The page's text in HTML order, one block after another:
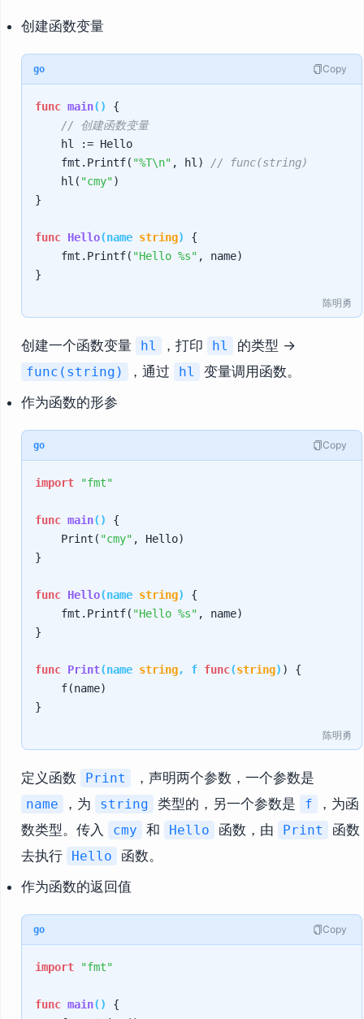
创建函数变量
go Copy
func main()
{
// 创建函数变量
    hl := Hello
    fmt.Printf(
"%T\n" , hl)
// func(string)
    hl(
"cmy")
}
func Hello(name string)
{
    fmt.Printf(
"Hello %s" , name)
陈明勇
创建一个函数变量 hl ，打印 hl 的类型 →
func(string) ，通过 hl
变量调用函数。
作为函数的形参
go Copy
import "fmt"
func main()
{
    Print(
"cmy" , Hello)
}
func Hello(name string)
{
    fmt.Printf(
"Hello %s" , name)
}
func Print(name string, f func(string) ) {
    f(name)
陈明勇
定义函数 Print ，声明两个参数，一个参数是
name ，为 string 类型的，另一个参数是 f
，为函
数类型。传入
cmy 和 Hello 函数，由 Print
函数
去执行
Hello
函数。
作为函数的返回值
go Copy
import "fmt"
func main()
{